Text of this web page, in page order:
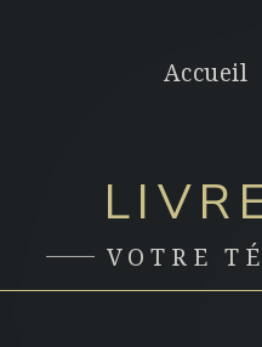
Accueil
VOTRE